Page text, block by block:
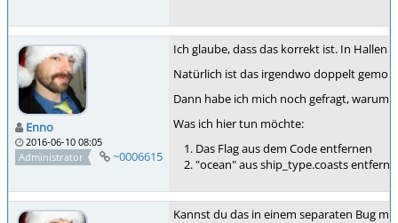
Enno
2016-06-10 08:05
Administrator
~0006615
Ich glaube, dass das korrekt ist. In Hallen
Natürlich ist das irgendwo doppelt
Dann habe ich mich noch gefragt, warum
Was ich hier tun möchte:
Das Flag aus dem Code entfernen
"ocean" aus ship_type.coasts
Kannst du das in einem separaten Bug